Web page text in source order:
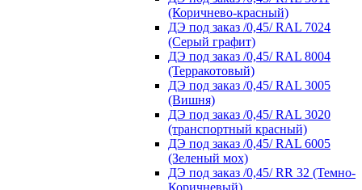
(Коричнево-красный)
ДЭ под заказ /0,45/ RAL 7024
(Серый графит)
ДЭ под заказ /0,45/ RAL 8004
(Терракотовый)
ДЭ под заказ /0,45/ RAL 3005
(Вишня)
ДЭ под заказ /0,45/ RAL 3020
(транспортный красный)
ДЭ под заказ /0,45/ RAL 6005
(Зеленый мох)
ДЭ под заказ /0,45/ RR 32 (Темно-
Коричневый)